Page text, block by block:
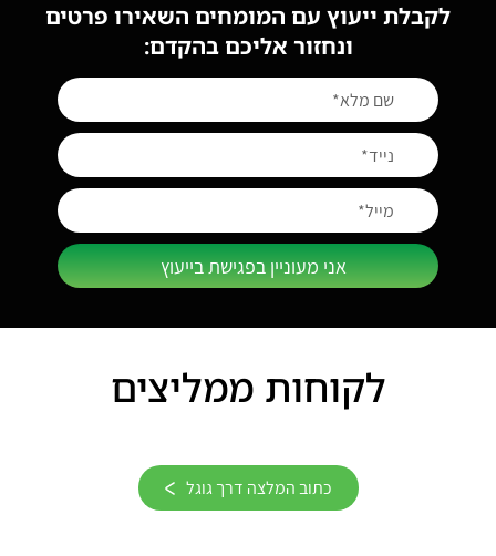
לקבלת ייעוץ עם המומחים השאירו פרטים
ונחזור אליכם בהקדם:
אני מעוניין בפגישת בייעוץ
לקוחות ממליצים
כתוב המלצה דרך גוגל